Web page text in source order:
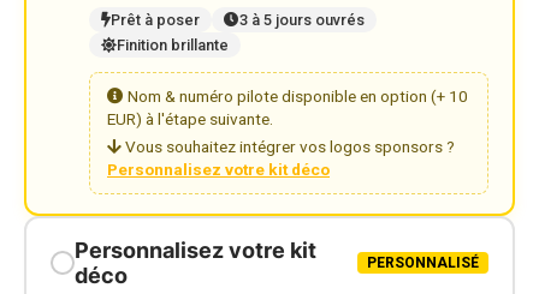
Prêt à poser
3 à 5 jours ouvrés
Finition brillante
Nom & numéro pilote disponible en option (+ 10
EUR) à l'étape suivante.
Vous souhaitez intégrer vos logos sponsors ?
Personnalisez votre kit déco
Personnalisez votre kit
déco
PERSONNALISÉ